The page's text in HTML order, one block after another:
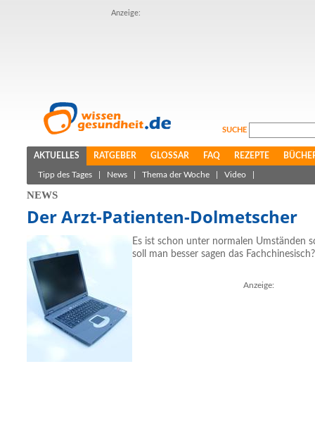
Anzeige:
SUCHE
AKTUELLES RATGEBER GLOSSAR FAQ REZEPTE
Tipp des Tages News Thema der Woche Video
NEWS
Der Arzt-Patienten-Dolmetscher
Es ist schon unter normalen Umständen
soll man besser sagen das
Anzeige: